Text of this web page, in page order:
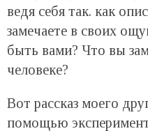
ведя себя так. как
замечаете в своих
быть вами? Что вы
человеке?
Вот рассказ моего
помощью